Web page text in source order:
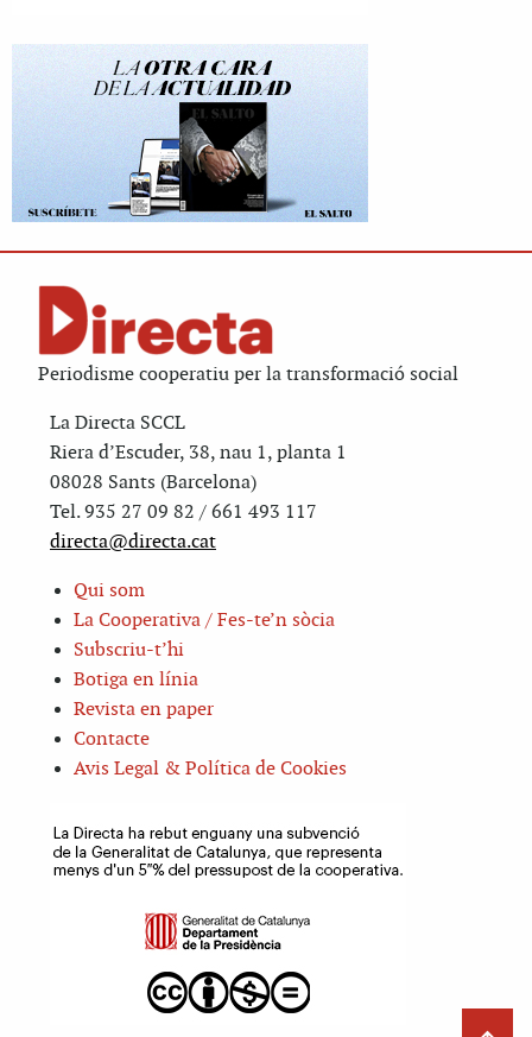
Periodisme cooperatiu per la transformació social
La Directa SCCL
Riera d’Escuder, 38, nau 1, planta 1
08028 Sants (Barcelona)
Tel. 935 27 09 82 / 661 493 117
directa@directa.cat
Qui som
La Cooperativa / Fes-te’n sòcia
Subscriu-t’hi
Botiga en línia
Revista en paper
Contacte
Avis Legal & Política de Cookies